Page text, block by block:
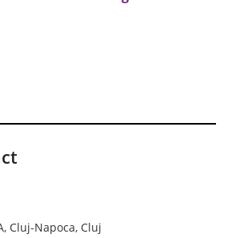
Cluj-Napoca, Cluj